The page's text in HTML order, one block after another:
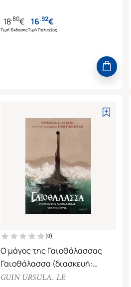
18.80€
Τιμή Έκδοσης
16.92€
Τιμή Πολιτείας
(0)
Ο μάγος της Γαιοθάλασσας
Γαιοθάλασσα (διασκευή:
Φρεντ Φόρνταμ, graphic novel)
GUIN URSULA. LE